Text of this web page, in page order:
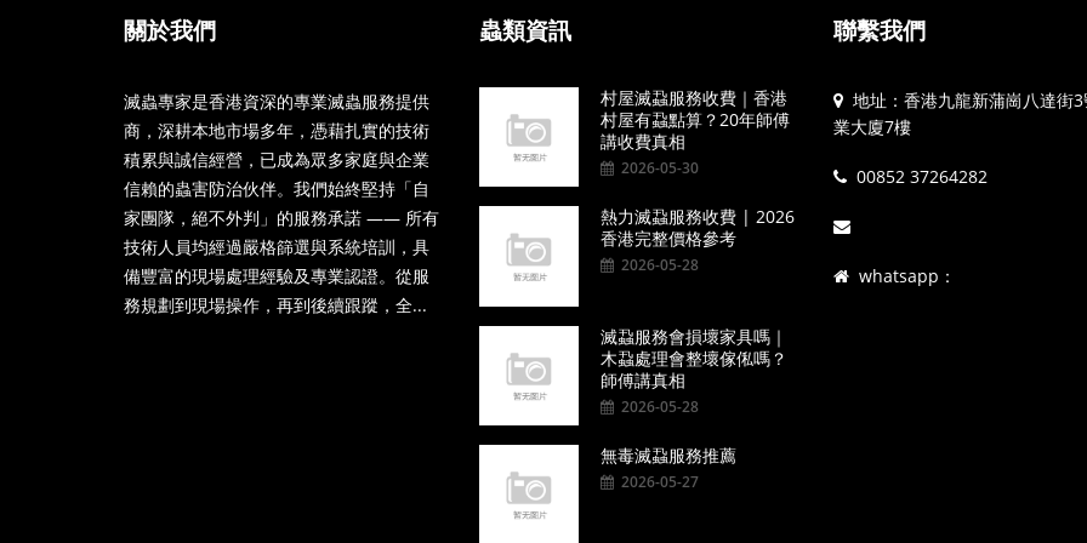
關於我們
滅蟲專家是香港資深的專業滅蟲服務提供
商，深耕本地市場多年，憑藉扎實的技術
積累與誠信經營，已成為眾多家庭與企業
信賴的蟲害防治伙伴。我們始終堅持「自
家團隊，絕不外判」的服務承諾 —— 所有
技術人員均經過嚴格篩選與系統培訓，具
備豐富的現場處理經驗及專業認證。從服
務規劃到現場操作，再到後續跟蹤，全...
蟲類資訊
村屋滅蝨服務收費｜香港
村屋有蝨點算？20年師傅
講收費真相
2026-05-30
熱力滅蝨服務收費 | 2026
香港完整價格參考
2026-05-28
滅蝨服務會損壞家具嗎｜
木蝨處理會整壞傢俬嗎？
師傅講真相
2026-05-28
無毒滅蝨服務推薦
2026-05-27
聯繫我們
地址：香港九龍新蒲崗八達街
業大廈7樓
00852 37264282
whatsapp：